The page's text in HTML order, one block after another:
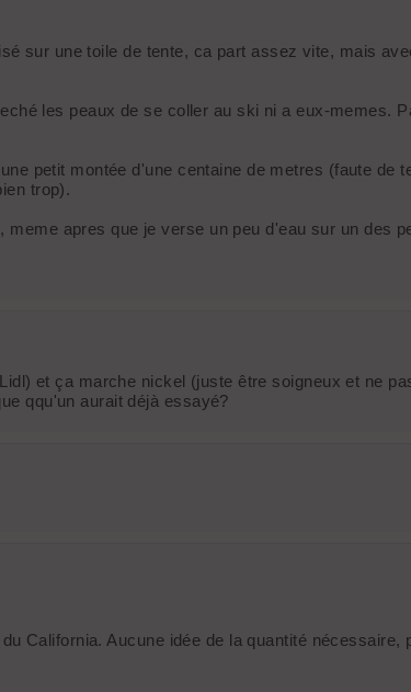
sur une toile de tente, ca part assez vite, mais
les peaux de se coller au ski ni a eux-memes.
petit montée d'une centaine de metres (faute de
trop).
apres que je verse un peu d'eau sur un des
et ça marche nickel (juste être soigneux et ne
qqu'un aurait déjà essayé?
California. Aucune idée de la quantité nécessaire,